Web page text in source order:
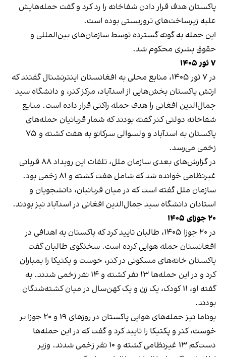
پاکستان هدف قرار دادن شفاخانه را رد کرد و گفت حمله‌هایش
علیه زیرساخت‌های تروریستی بوده است.
این حمله به گونه گسترده توسط سازمان‌های بین‌المللی و
حقوق بشری محکوم شد.
۷ ثور ۱۴۰۵
در ۷ ثور ۱۴۰۵، منابع محلی به افغانستان اینترنشنال گفتند که
ارتش پاکستان بخش‌هایی از اسدآباد، مرکز کنر، و دانشگاه سید
جمال‌الدین افغانی را هدف حمله راکتی قرار داده است. منابع
شفاخانه دولتی کنر گفته بودند که شمار قربانیان حمله‌های
پاکستان به اسدآباد و ولسوالی سرکانو به هفت کشته و ۷۵
زخمی می‌رسد.
در گزارش‌های بعدی سازمان ملل، تلفات این رویداد ۸۸ قربانی
غیرنظامی خوانده شد که شامل هفت کشته و ۸۱ زخمی بود.
سازمان ملل گفته است که در میان قربانیان، دانشجویان و
استادان دانشگاه سید جمال‌الدین افغانی در اسدآباد نیز بودند.
۲۰ جوزای ۱۴۰۵
در ۲۰ جوزا ۱۴۰۵، طالبان تایید کرد که پاکستان به اهدافی در
افغانستان حمله هوایی کرده است. سخنگوی طالبان گفت
پاکستان خانه‌های مسکونی در کنر، خوست و پکتیکا را بمباران
کرد و در این حمله‌ها ۱۳ نفر کشته و ۱۴ نفر زخمی شدند. به
گفته او، ۱۱ کودک، یک زن و یک کهن‌سال در میان کشته‌شدگان
بودند.
یوناما نیز حمله‌های هوایی پاکستان در روزهای ۱۹ و ۲۰ جوزا بر
خوست، کنر و پکتیکا را تایید کرد و گفت که در این حمله‌ها
دست‌کم ۱۳ غیرنظامی کشته و ۱۰ نفر زخمی شدند. وزیر